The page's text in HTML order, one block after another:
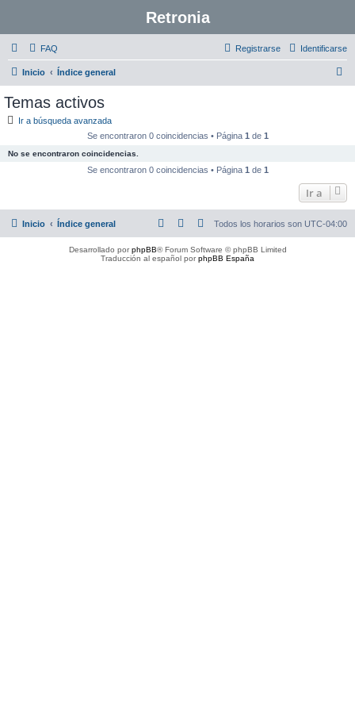
Retronia
FAQ Identificarse
Registrarse
Inicio Índice general
Temas activos
Ir a búsqueda avanzada
Se encontraron 0 coincidencias • Página 1 de 1
No se encontraron coincidencias.
Se encontraron 0 coincidencias • Página 1 de 1
Ir a
Inicio Índice general Todos los horarios son UTC-04:00
Desarrollado porphpBB® Forum Software © phpBB Limited
Traducción al español porphpBB España